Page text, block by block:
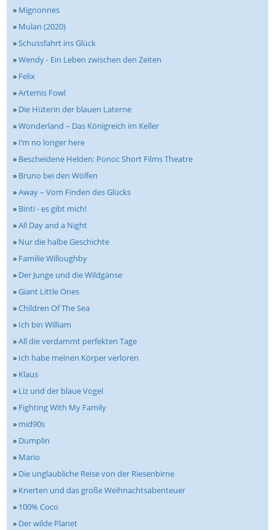
» Mignonnes
» Mulan (2020)
»Schussfahrt ins Glück
»Wendy - Ein Leben zwischen den Zeiten
» Felix
»Artemis Fowl
» Die Hüterin der blauen Laterne
»Wonderland – Das Königreich im Keller
» I’m no longer here
» Bescheidene Helden: Ponoc Short Films Theatre
» Bruno bei den Wölfen
»Away – Vom Finden des Glücks
» Binti - es gibt mich!
»All Day and a Night
» Nur die halbe Geschichte
» Familie Willoughby
» Der Junge und die Wildgänse
»Giant Little Ones
»Children Of The Sea
» Ich bin William
»All die verdammt perfekten Tage
» Ich habe meinen Körper verloren
» Klaus
» Liz und der blaue Vogel
» Fighting With My Family
» mid90s
» Dumplin
» Mario
» Die unglaubliche Reise von der Riesenbirne
» Knerten und das große Weihnachtsabenteuer
» 100% Coco
» Der wilde Planet